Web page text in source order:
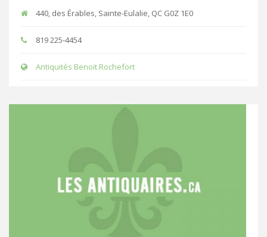
440, des Érables, Sainte-Eulalie, QC G0Z 1E0
819 225-4454
Antiquités Benoit Rochefort